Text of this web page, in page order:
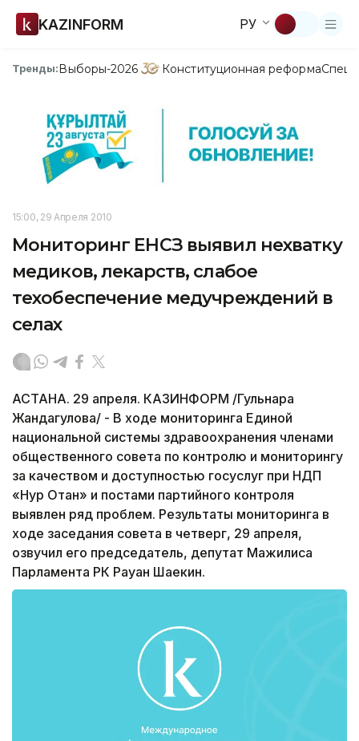
KAZINFORM РУ
Тренды:Выборы-2026 Конституционная реформа
15:00, 29 Апреля 2010
Мониторинг ЕНСЗ выявил нехватку
медиков, лекарств, слабое
техобеспечение медучреждений в
селах
АСТАНА. 29 апреля. КАЗИНФОРМ /Гульнара
Жандагулова/ - В ходе мониторинга Единой
национальной системы здравоохранения членами
общественного совета по контролю и мониторингу
за качеством и доступностью госуслуг при НДП
«Нур Отан» и постами партийного контроля
выявлен ряд проблем. Результаты мониторинга в
ходе заседания совета в четверг, 29 апреля,
озвучил его председатель, депутат Мажилиса
Парламента РК Рауан Шаекин.